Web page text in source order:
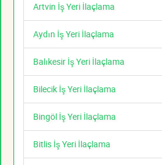
Artvin İş Yeri İlaçlama
Aydın İş Yeri İlaçlama
Balıkesir İş Yeri İlaçlama
Bilecik İş Yeri İlaçlama
Bingöl İş Yeri İlaçlama
Bitlis İş Yeri İlaçlama